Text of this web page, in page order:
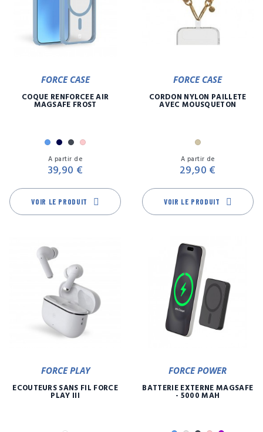
FORCE CASE
COQUE RENFORCÉE AIR
MAGSAFE FROST
BleuMarine
NoirRose
A partir de
39,90 €
VOIR LE PRODUIT
FORCE CASE
CORDON NYLON PAILLETE
AVEC MOUSQUETON
Or
A partir de
29,90 €
VOIR LE PRODUIT
FORCE PLAY
ECOUTEURS SANS FIL FORCE
PLAY III
FORCE POWER
BATTERIE EXTERNE MAGSAFE
- 5000 MAH